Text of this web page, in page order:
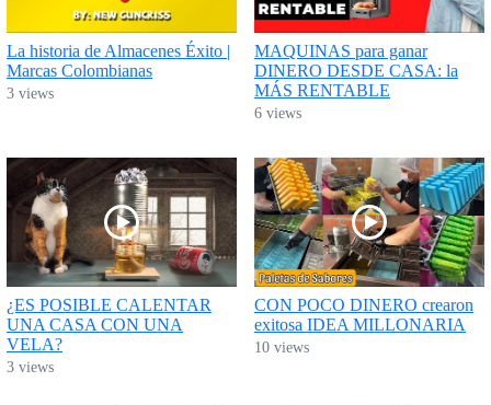
La historia de Almacenes Éxito |
Marcas Colombianas
3 views
MAQUINAS para ganar
DINERO DESDE CASA: la
MÁS RENTABLE
6 views
¿ES POSIBLE CALENTAR
UNA CASA CON UNA
VELA?
3 views
CON POCO DINERO crearon
exitosa IDEA MILLONARIA
10 views